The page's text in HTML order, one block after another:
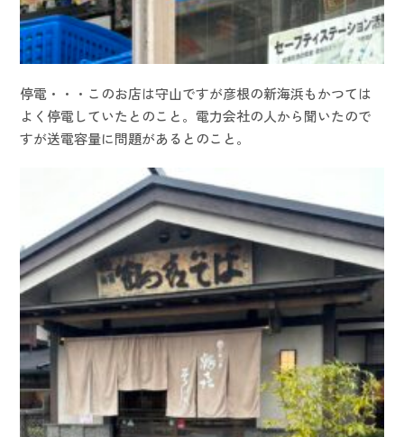
停電・・・このお店は守山ですが彦根の新海浜もかつては
よく停電していたとのこと。電力会社の人から聞いたので
すが送電容量に問題があるとのこと。